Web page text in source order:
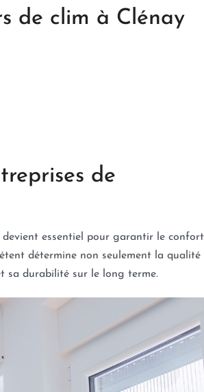
de clim à Clénay
de
essentiel pour garantir le confort
détermine non seulement la qualité
sa durabilité sur le long terme.